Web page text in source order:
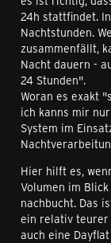
24h stattfindet.
Nachtstunden.
zusammenfällt,
Nacht dauern -
24 Stunden".
Woran es exakt
ich kanns mir
System im
Hier hilft es,
Volumen im
nachbucht. Das
ein relativ teurer
auch eine